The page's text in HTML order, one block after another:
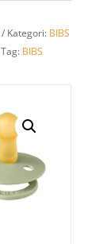
Kategori: BIBS
Tag: BIBS